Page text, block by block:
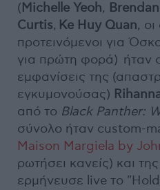
( Michelle Yeoh,
Curtis, Ke Huy Quan, οι
προτεινόμενοι για
για πρώτη φορά) ήταν
εμφανίσεις της
εγκυμονούσας)
από το Black Panther:
σύνολο ήταν custom-
Maison Margiela by
ρωτήσει κανείς) και της
ερμήνευσε live το